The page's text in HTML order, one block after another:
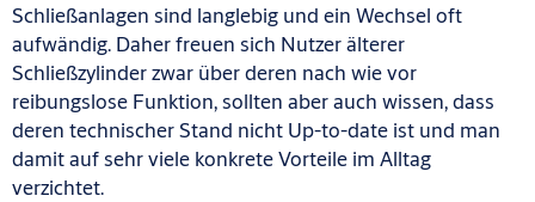
Schließanlagen sind langlebig und ein Wechsel oft
aufwändig. Daher freuen sich Nutzerälterer
Schließzylinder zwar über deren nach wie vor
reibungslose Funktion, sollten aber auch wissen,dass
deren technischerStand nicht Up-to-date ist und man
damit auf sehr viele konkrete Vorteile im Alltag
verzichtet.